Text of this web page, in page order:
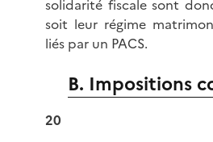
solidarité fiscale sont
soit leur régime
liés par un PACS.
B. Impositions
20